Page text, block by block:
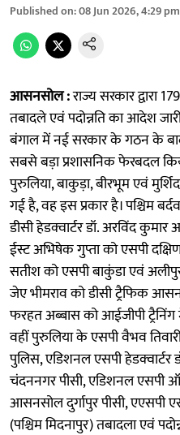
Published on:08 Jun 2026, 4:29 pm
आसनसोल :राज्य सरकार द्वारा
तबादले एवं पदोन्नति का आदेश
बंगाल में नई सरकार के गठन के
सबसे बड़ा प्रशासनिक फेरबदल
पुरुलिया, बाकुड़ा, बीरभूम एवं
गई है, वह इस प्रकार है। पश्चिम
डीसी हेडक्वार्टर डॉ. अरविंद
ईस्ट अभिषेक गुप्ता को एसपी
सतीश को एसपी बाकुंडा एवं
जेए भीमराव को डीसी ट्रैफिक
फरहत अब्बास को आईजीपी ट्रैनिंग
वहीं पुरुलिया के एसपी वैभव
पुलिस, एडिशनल एसपी हेडक्वार्टर
चंदननगर पीसी, एडिशनल एसपी
आसनसोल दुर्गापुर पीसी, एएसपी
(पश्चिम मिदनापुर) तबादला एवं